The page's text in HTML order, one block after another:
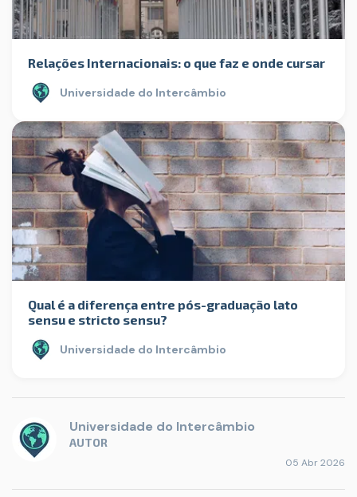
Relações Internacionais: o que faz e onde cursar
Universidade do Intercâmbio
Qual é a diferença entre pós-graduação lato
sensu e stricto sensu?
Universidade do Intercâmbio
Universidade do Intercâmbio
AUTOR
05 Abr 2026